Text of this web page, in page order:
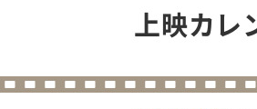
上映カレ